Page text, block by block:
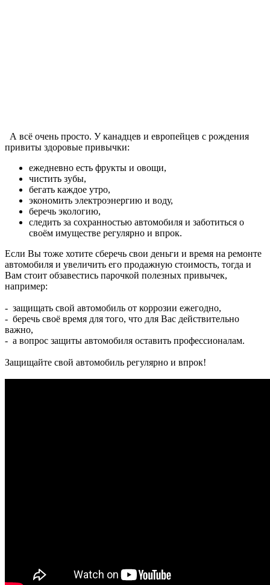
А всё очень просто. У канадцев и европейцев с рождения
привиты здоровые привычки:
ежедневно есть фрукты и овощи,
чистить зубы,
бегать каждое утро,
экономить электроэнергию и воду,
беречь экологию,
следить за сохранностью автомобиля и заботиться о
своём имуществе регулярно и впрок.
Если Вы тоже хотите сберечь свои деньги и время на ремонте
автомобиля и увеличить его продажную стоимость, тогда и
Вам стоит обзавестись парочкой полезных привычек,
например:
- защищать свой автомобиль от коррозии ежегодно,
- беречь своё время для того, что для Вас действительно
важно,
- а вопрос защиты автомобиля оставить профессионалам.
Защищайте свой автомобиль регулярно и впрок!